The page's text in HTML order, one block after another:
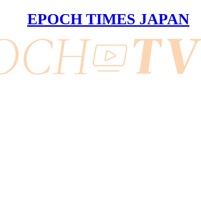
EPOCH TIMES JAPAN